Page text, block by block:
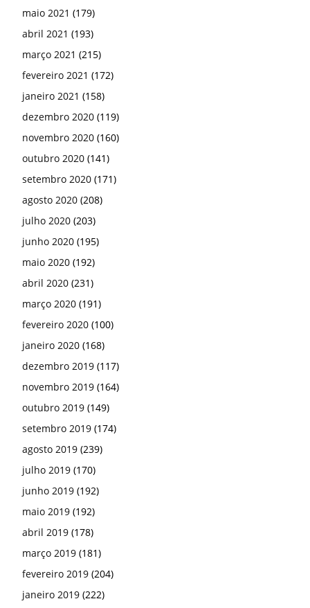
maio 2021 (179)
abril 2021 (193)
março 2021 (215)
fevereiro 2021 (172)
janeiro 2021 (158)
dezembro 2020 (119)
novembro 2020 (160)
outubro 2020 (141)
setembro 2020 (171)
agosto 2020 (208)
julho 2020 (203)
junho 2020 (195)
maio 2020 (192)
abril 2020 (231)
março 2020 (191)
fevereiro 2020 (100)
janeiro 2020 (168)
dezembro 2019 (117)
novembro 2019 (164)
outubro 2019 (149)
setembro 2019 (174)
agosto 2019 (239)
julho 2019 (170)
junho 2019 (192)
maio 2019 (192)
abril 2019 (178)
março 2019 (181)
fevereiro 2019 (204)
janeiro 2019 (222)